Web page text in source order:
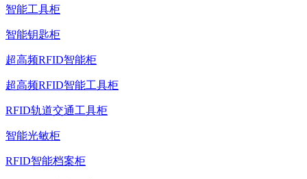
智能工具柜
智能钥匙柜
超高频RFID智能柜
超高频RFID智能工具柜
RFID轨道交通工具柜
智能光敏柜
RFID智能档案柜